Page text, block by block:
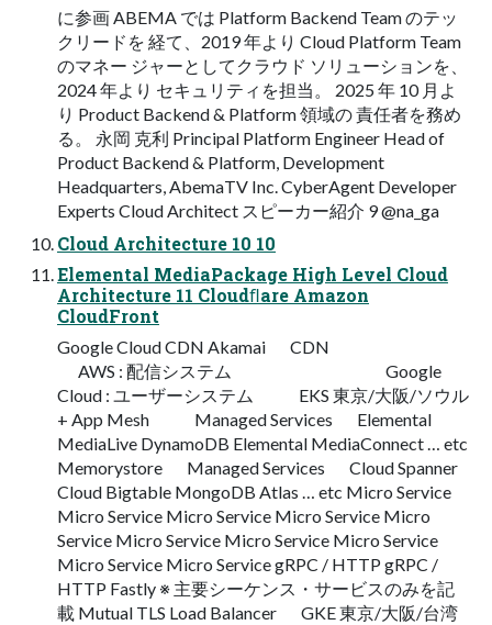
に参画 ABEMA では Platform Backend Team のテッ
クリードを 経て、2019 年より Cloud Platform Team
のマネー ジャーとしてクラウド ソリューションを、
2024 年より セキュリティを担当。 2025 年 10 月よ
り Product Backend & Platform 領域の 責任者を務め
る。 永岡 克利 Principal Platform Engineer Head of
Product Backend & Platform, Development
Headquarters, AbemaTV Inc. CyberAgent Developer
Experts Cloud Architect スピーカー紹介 9 @na_ga
Cloud Architecture 10 10
Elemental MediaPackage High Level Cloud
Architecture 11 Cloudﬂare Amazon
CloudFront
Google Cloud CDN Akamai CDN
AWS : 配信システム Google
Cloud : ユーザーシステム EKS 東京/大阪/ソウル
+ App Mesh Managed Services Elemental
MediaLive DynamoDB Elemental MediaConnect … etc
Memorystore Managed Services Cloud Spanner
Cloud Bigtable MongoDB Atlas … etc Micro Service
Micro Service Micro Service Micro Service Micro
Service Micro Service Micro Service Micro Service
Micro Service Micro Service gRPC / HTTP gRPC /
HTTP Fastly ※ 主要シーケンス・サービスのみを記
載 Mutual TLS Load Balancer GKE 東京/大阪/台湾